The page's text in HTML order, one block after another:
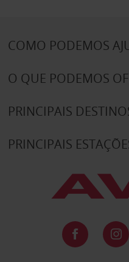
COMO PODEMOS
O QUE PODEMOS
PRINCIPAIS
PRINCIPAIS